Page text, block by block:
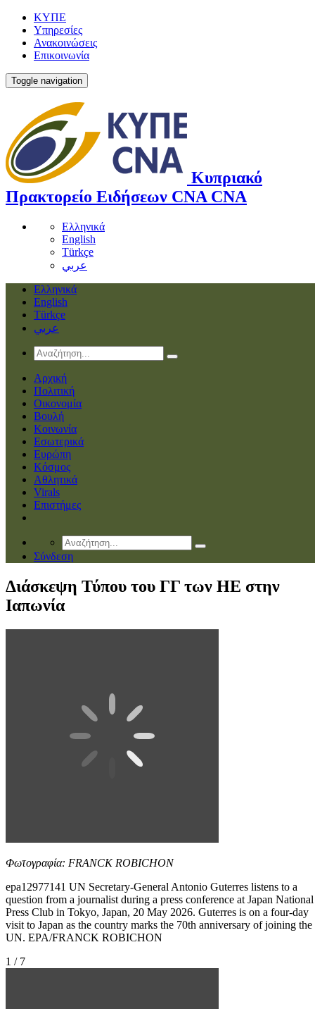
ΚΥΠΕ
Υπηρεσίες
Ανακοινώσεις
Επικοινωνία
Toggle navigation
Κυπριακό
Πρακτορείο Ειδήσεων CNA CNA
Ελληνικά
English
Türkçe
عربي
Ελληνικά
English
Türkçe
عربي
Αρχική
Πολιτική
Οικονομία
Βουλή
Κοινωνία
Εσωτερικά
Ευρώπη
Κόσμος
Αθλητικά
Virals
Επιστήμες
Σύνδεση
Διάσκεψη Τύπου του ΓΓ των ΗΕ στην
Ιαπωνία
Φωτογραφία: FRANCK ROBICHON
epa12977141 UN Secretary-General Antonio Guterres listens to a
question from a journalist during a press conference at Japan National
Press Club in Tokyo, Japan, 20 May 2026. Guterres is on a four-day
visit to Japan as the country marks the 70th anniversary of joining the
UN. EPA/FRANCK ROBICHON
1 / 7